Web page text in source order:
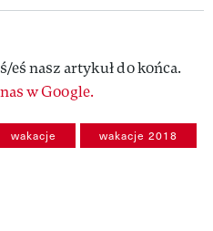
eś nasz artykuł do końca.
w Google.
wakacje wakacje 2018